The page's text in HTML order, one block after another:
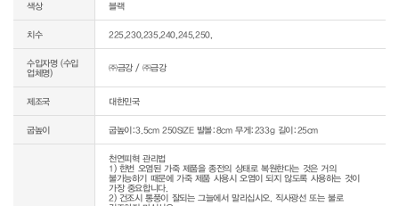
색상 블랙
치수 225,230,235,240,245,250,
수입자명 (수입
업체명)
㈜금강 / ㈜금강
제조국 대한민국
굽높이 굽높이:3.5cm 250SIZE 발볼:8cm 무게:233g 길이:25cm
천연피혁 관리법
1) 한번 오염된 가죽 제품을 종전의 상태로 복원한다는 것은 거의
불가능하기 때문에 가죽 제품 사용시 오염이 되지 않도록 사용하는 것이
가장 중요합니다.
2) 건조시 통풍이 잘되는 그늘에서 말리십시오. 직사광선 또는 불로